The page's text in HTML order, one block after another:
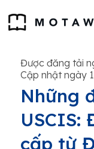
Được đăng tải
Cập nhật ngày
Những
USCIS:
cấp từ